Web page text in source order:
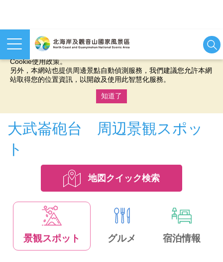
本網站使用cookies等相關技術以持續優化網站服務，並有助於為
您提供更佳的體驗，當您繼續使用本網站即表示您同意我們的
Cookie使用政策。
另外，本網站也提供周邊景點自動偵測服務，我們建議您允許本網
站取得您的位置資訊，以開啟及使用此智慧化服務。
知道了
大武崙砲台 周辺景観スポッ
ト
地図クイック検索
景観スポット グルメ 宿泊情報